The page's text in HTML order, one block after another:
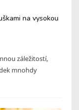
na vysokou
záležitostí,
mnohdy